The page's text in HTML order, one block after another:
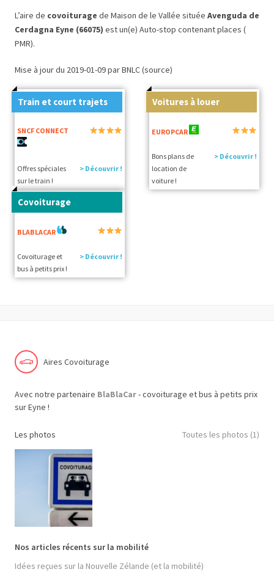
L’aire de covoiturage de Maison de le Vallée située Avenguda de
Cerdagna Eyne (66075) est un(e) Auto-stop contenant places (
PMR).
Mise à jour du 2019-01-09 par BNLC (source)
Train et court trajets
SNCF CONNECT
Offres spéciales
sur le train !
> Découvrir !
Voitures à louer
EUROPCAR
Bons plans de
location de
voiture !
> Découvrir !
Covoiturage
BLABLACAR
Covoiturage et
bus à petits prix !
> Découvrir !
Aires Covoiturage
Avec notre partenaire BlaBlaCar- covoiturage et bus à petits prix
sur Eyne !
Les photos Toutes les photos (1)
Nos articles récents sur la mobilité
Idées reçues sur la Nouvelle Zélande (et la mobilité)